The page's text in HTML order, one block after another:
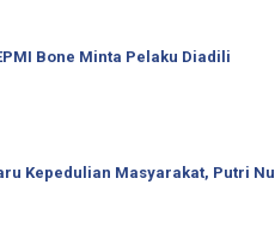
Bone Minta Pelaku Diadili
Kepedulian Masyarakat, Putri